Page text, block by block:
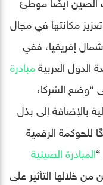
مكانتها في مجال
إفريقيا، ففي
مبادرة
“وضع الشركاء
بالإضافة إلى بذل
للحوكمة الرقمية
المبادرة الصينية
من خلالها التأثير على